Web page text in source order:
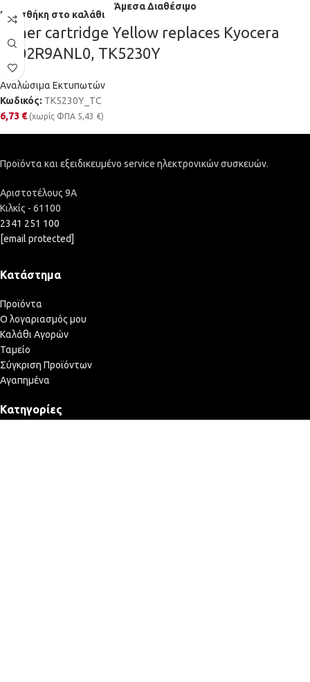
Άμεσα Διαθέσιμο
Προσθήκη στο καλάθι
Toner cartridge Yellow replaces Kyocera
1T02R9ANL0, TK5230Y
Αναλώσιμα Εκτυπωτών
Κωδικός: TK5230Y_TC
6,73 € (χωρίς ΦΠΑ 5,43 €)
Προϊόντα και εξειδικευμένο service ηλεκτρονικών συσκευών.
Αριστοτέλους 9Α
Κιλκίς - 61100
2341 251 100
[email protected]
Κατάστημα
Προϊόντα
Ο λογαριασμός μου
Καλάθι Αγορών
Ταμείο
Σύγκριση Προϊόντων
Αγαπημένα
Κατηγορίες